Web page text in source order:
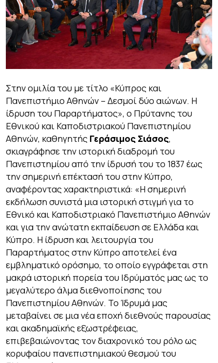
Στην ομιλία του με τίτλο «Κύπρος και
Πανεπιστήμιο Αθηνών – Δεσμοί δύο αιώνων. Η
ίδρυση του Παραρτήματος», ο Πρύτανης του
Εθνικού και Καποδιστριακού Πανεπιστημίου
Αθηνών, καθηγητής Γεράσιμος Σιάσος,
σκιαγράφησε την ιστορική διαδρομή του
Πανεπιστημίου από την ίδρυσή του το 1837 έως
την σημερινή επέκτασή του στην Κύπρο,
αναφέροντας χαρακτηριστικά: «Η σημερινή
εκδήλωση συνιστά μια ιστορική στιγμή για το
Εθνικό και Καποδιστριακό Πανεπιστήμιο Αθηνών
και για την ανώτατη εκπαίδευση σε Ελλάδα και
Κύπρο. Η ίδρυση και λειτουργία του
Παραρτήματος στην Κύπρο αποτελεί ένα
εμβληματικό ορόσημο, το οποίο εγγράφεται στη
μακρά ιστορική πορεία του Ιδρύματός μας ως το
μεγαλύτερο άλμα διεθνοποίησης του
Πανεπιστημίου Αθηνών. Το Ίδρυμά μας
μεταβαίνει σε μια νέα εποχή διεθνούς παρουσίας
και ακαδημαϊκής εξωστρέφειας,
επιβεβαιώνοντας τον διαχρονικό του ρόλο ως
κορυφαίου πανεπιστημιακού θεσμού του